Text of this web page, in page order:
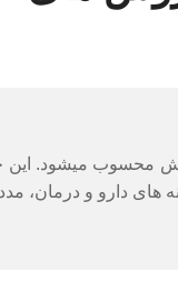
محسوب می­شود.
­های دارو و